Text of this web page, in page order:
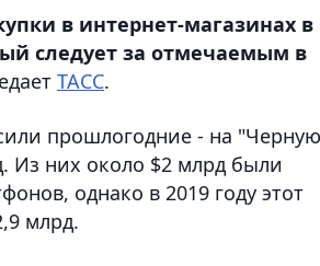
в интернет-магазинах в
следует за отмечаемым в
ТАСС.
прошлогодние - на "Черную
Из них около $2 млрд были
однако в 2019 году этот
млрд.